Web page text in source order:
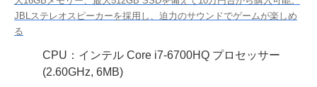
JBLステレオスピーカーを採用し、迫力のサウンドでゲームが楽しめ
る
CPU：インテル Core i7-6700HQ プロセッサー
(2.60GHz, 6MB)